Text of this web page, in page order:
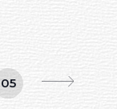
05